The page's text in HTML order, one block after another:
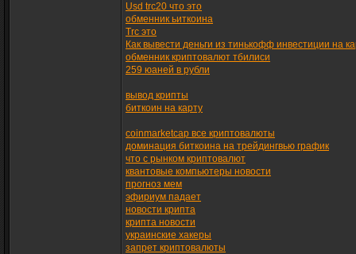
Usd trc20 что это
обменник ьиткоина
Trc это
Как вывести деньги из тинькофф инвестиции на
обменник криптовалют тбилиси
259 юаней в рубли
вывод крипты
биткоин на карту
coinmarketcap все криптовалюты
доминация биткоина на трейдингвью график
что с рынком криптовалют
квантовые компьютеры новости
прогноз мем
эфириум падает
новости крипта
крипта новости
украинские хакеры
запрет криптовалюты